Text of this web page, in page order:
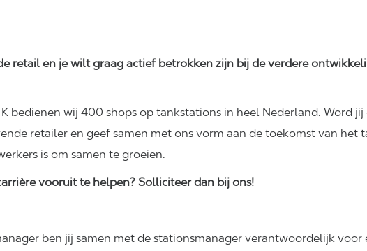
retail en je wilt graag actief betrokken zijn bij de verdere
bedienen wij 400 shops op tankstations in heel Nederland. Word
retailer en geef samen met ons vorm aan de toekomst van het
is om samen te groeien.
vooruit te helpen? Solliciteer dan bij ons!
ben jij samen met de stationsmanager verantwoordelijk voor